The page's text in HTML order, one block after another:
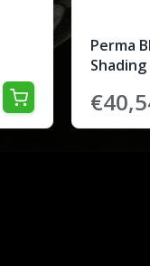
Perma